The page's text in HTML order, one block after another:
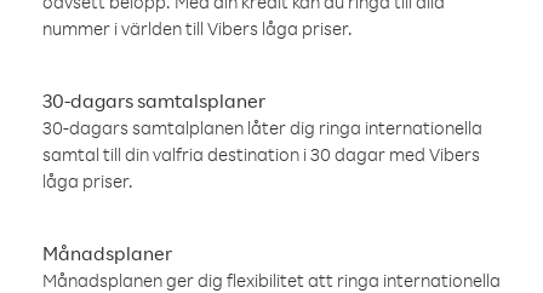
nummer i världen till Vibers låga priser.
30-dagars samtalsplaner
30-dagars samtalplanen låter dig ringa internationella
samtal till din valfria destination i 30 dagar med Vibers
låga priser.
Månadsplaner
Månadsplanen ger dig flexibilitet att ringa internationella